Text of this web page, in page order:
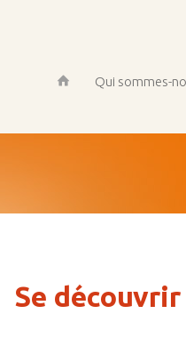
Qui sommes-
Se